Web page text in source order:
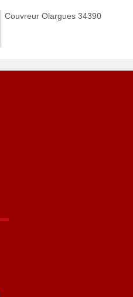
Couvreur Olargues 34390